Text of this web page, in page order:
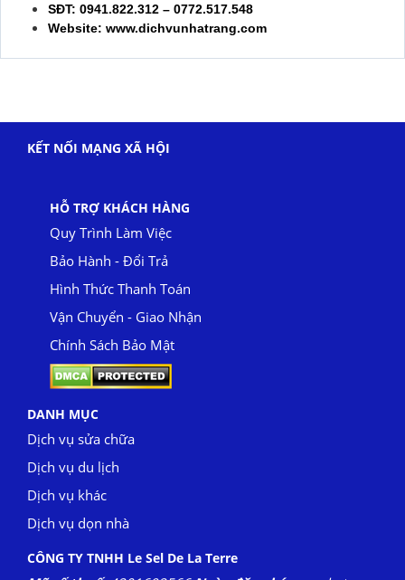
SĐT: 0941.822.312 – 0772.517.548
Website: www.dichvunhatrang.com
KẾT NỐI MẠNG XÃ HỘI
HỖ TRỢ KHÁCH HÀNG
Quy Trình Làm Việc
Bảo Hành - Đổi Trả
Hình Thức Thanh Toán
Vận Chuyển - Giao Nhận
Chính Sách Bảo Mật
DANH MỤC
Dịch vụ sửa chữa
Dịch vụ du lịch
Dịch vụ khác
Dịch vụ dọn nhà
CÔNG TY TNHH Le Sel De La Terre